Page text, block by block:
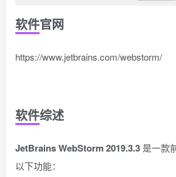
软件官网
https://www.jetbrains.com/webstorm/
软件综述
JetBrains WebStorm 2019.3.3 是一款
以下功能：